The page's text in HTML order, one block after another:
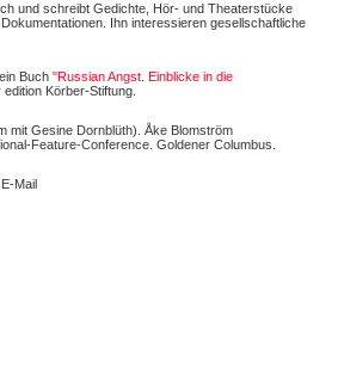
und schreibt Gedichte, Hör- und Theaterstücke
Ihn interessieren gesellschaftliche
Buch"Russian Angst. Einblicke in die
edition Körber-Stiftung.
mit Gesine Dornblüth). Åke Blomström
Feature-Conference. Goldener Columbus.
E-Mail